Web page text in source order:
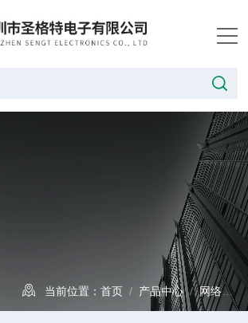
当前位置：首页 / 产品中心/网络分析仪